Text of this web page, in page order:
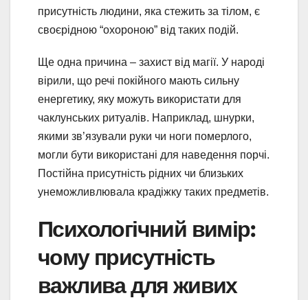
присутність людини, яка стежить за тілом, є
своєрідною “охороною” від таких подій.
Ще одна причина – захист від магії. У народі
вірили, що речі покійного мають сильну
енергетику, яку можуть використати для
чаклунських ритуалів. Наприклад, шнурки,
якими зв’язували руки чи ноги померлого,
могли бути використані для наведення порчі.
Постійна присутність рідних чи близьких
унеможливлювала крадіжку таких предметів.
Психологічний вимір:
чому присутність
важлива для живих